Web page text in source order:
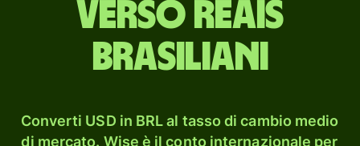
verso reais
brasiliani
Converti USD in BRL al tasso di cambio medio
di mercato. Wise è il conto internazionale per